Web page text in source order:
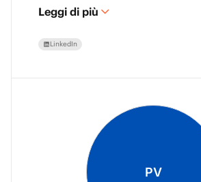
Leggi di più
LinkedIn
PV